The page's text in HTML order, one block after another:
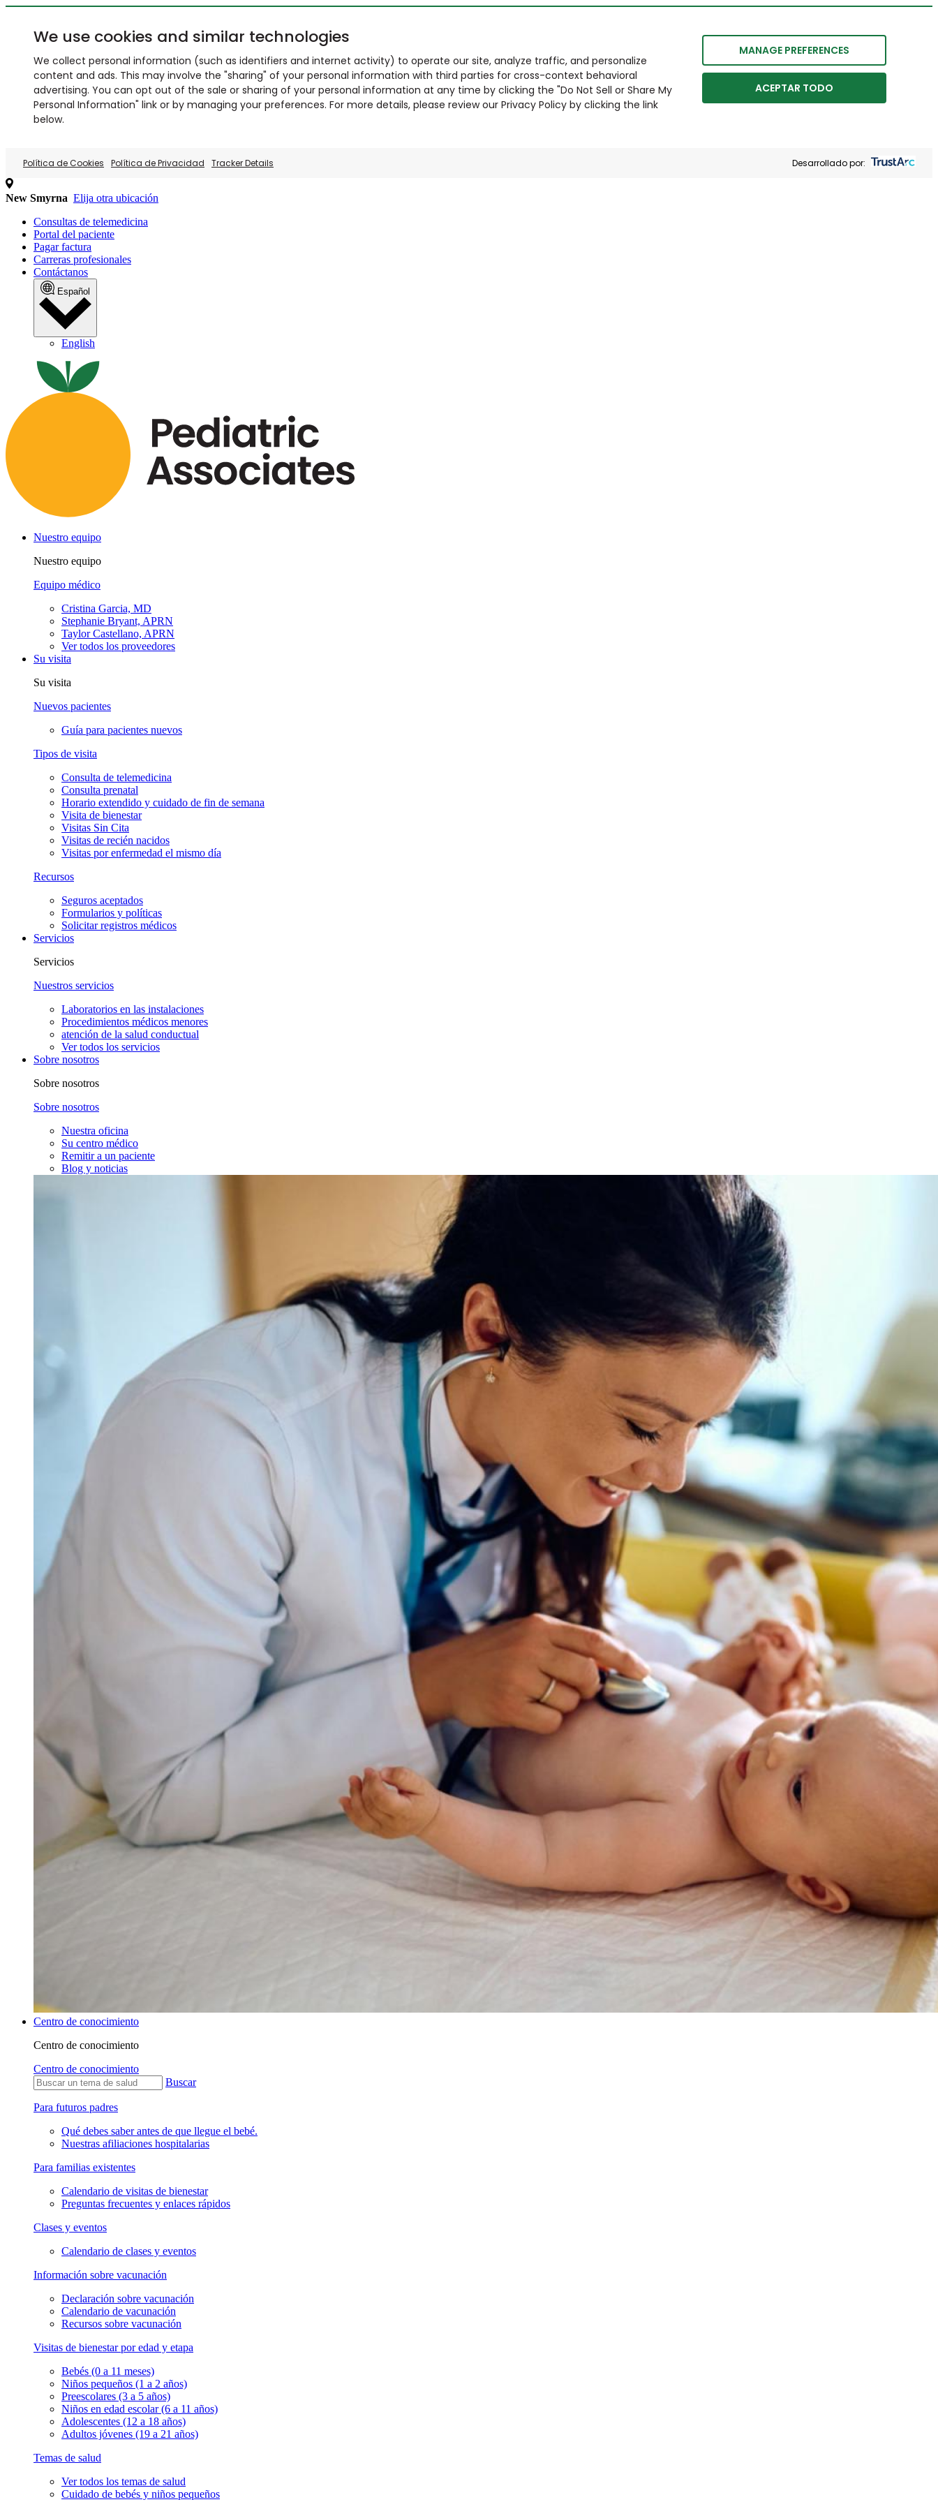
We use cookies and similar technologies
We collect personal information (such as identifiers and internet activity) to operate our site, analyze traffic, and personalize
content and ads. This may involve the "sharing" of your personal information with third parties for cross-context behavioral
advertising. You can opt out of the sale or sharing of your personal information at any time by clicking the "Do Not Sell or Share My
Personal Information" link or by managing your preferences. For more details, please review our Privacy Policy by clicking the link
below.
MANAGE PREFERENCES
ACEPTAR TODO
Política de Cookies Política de Privacidad Tracker Details Desarrollado por:
New Smyrna Elija otra ubicación
Consultas de telemedicina
Portal del paciente
Pagar factura
Carreras profesionales
Contáctanos
Español
English
Nuestro equipo
Nuestro equipo
Equipo médico
Cristina Garcia, MD
Stephanie Bryant, APRN
Taylor Castellano, APRN
Ver todos los proveedores
Su visita
Su visita
Nuevos pacientes
Guía para pacientes nuevos
Tipos de visita
Consulta de telemedicina
Consulta prenatal
Horario extendido y cuidado de fin de semana
Visita de bienestar
Visitas Sin Cita
Visitas de recién nacidos
Visitas por enfermedad el mismo día
Recursos
Seguros aceptados
Formularios y políticas
Solicitar registros médicos
Servicios
Servicios
Nuestros servicios
Laboratorios en las instalaciones
Procedimientos médicos menores
atención de la salud conductual
Ver todos los servicios
Sobre nosotros
Sobre nosotros
Sobre nosotros
Nuestra oficina
Su centro médico
Remitir a un paciente
Blog y noticias
Centro de conocimiento
Centro de conocimiento
Centro de conocimiento
Buscar
Para futuros padres
Qué debes saber antes de que llegue el bebé.
Nuestras afiliaciones hospitalarias
Para familias existentes
Calendario de visitas de bienestar
Preguntas frecuentes y enlaces rápidos
Clases y eventos
Calendario de clases y eventos
Información sobre vacunación
Declaración sobre vacunación
Calendario de vacunación
Recursos sobre vacunación
Visitas de bienestar por edad y etapa
Bebés (0 a 11 meses)
Niños pequeños (1 a 2 años)
Preescolares (3 a 5 años)
Niños en edad escolar (6 a 11 años)
Adolescentes (12 a 18 años)
Adultos jóvenes (19 a 21 años)
Temas de salud
Ver todos los temas de salud
Cuidado de bebés y niños pequeños